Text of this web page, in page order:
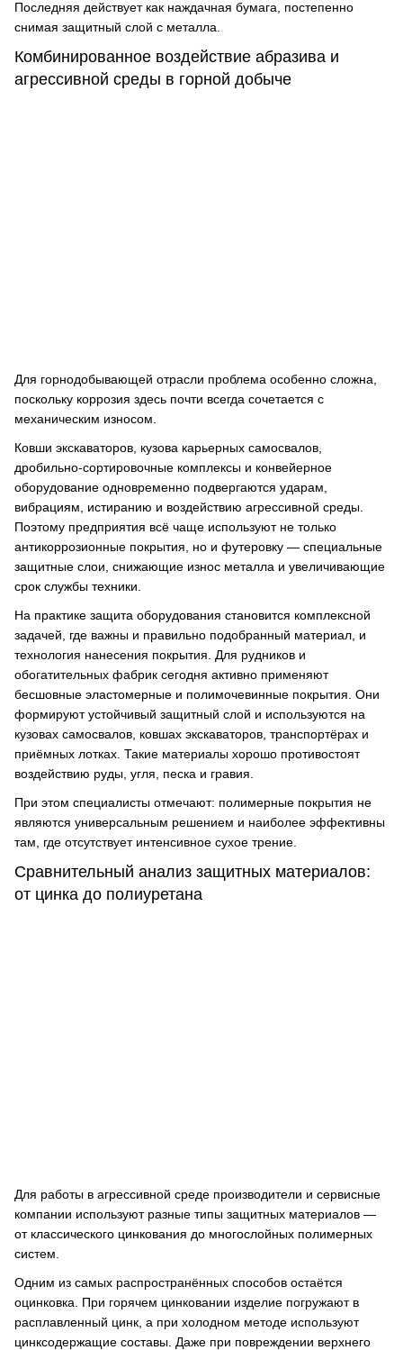
Последняя действует как наждачная бумага, постепенно
снимая защитный слой с металла.
Комбинированное воздействие абразива и
агрессивной среды в горной добыче
Для горнодобывающей отрасли проблема особенно сложна,
поскольку коррозия здесь почти всегда сочетается с
механическим износом.
Ковши экскаваторов, кузова карьерных самосвалов,
дробильно-сортировочные комплексы и конвейерное
оборудование одновременно подвергаются ударам,
вибрациям, истиранию и воздействию агрессивной среды.
Поэтому предприятия всё чаще используют не только
антикоррозионные покрытия, но и футеровку — специальные
защитные слои, снижающие износ металла и увеличивающие
срок службы техники.
На практике защита оборудования становится комплексной
задачей, где важны и правильно подобранный материал, и
технология нанесения покрытия. Для рудников и
обогатительных фабрик сегодня активно применяют
бесшовные эластомерные и полимочевинные покрытия. Они
формируют устойчивый защитный слой и используются на
кузовах самосвалов, ковшах экскаваторов, транспортёрах и
приёмных лотках. Такие материалы хорошо противостоят
воздействию руды, угля, песка и гравия.
При этом специалисты отмечают: полимерные покрытия не
являются универсальным решением и наиболее эффективны
там, где отсутствует интенсивное сухое трение.
Сравнительный анализ защитных материалов:
от цинка до полиуретана
Для работы в агрессивной среде производители и сервисные
компании используют разные типы защитных материалов —
от классического цинкования до многослойных полимерных
систем.
Одним из самых распространённых способов остаётся
оцинковка. При горячем цинковании изделие погружают в
расплавленный цинк, а при холодном методе используют
цинксодержащие составы. Даже при повреждении верхнего